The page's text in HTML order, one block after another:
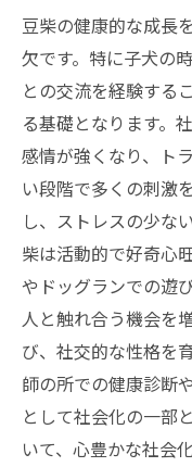
豆柴の健康的な成長
欠です。特に子犬の
との交流を経験する
る基礎となります。
感情が強くなり、ト
い段階で多くの刺激
し、ストレスの少な
柴は活動的で好奇心
やドッグランでの遊
人と触れ合う機会を
び、社交的な性格を
師の所での健康診断
として社会化の一部
いて、心豊かな社会